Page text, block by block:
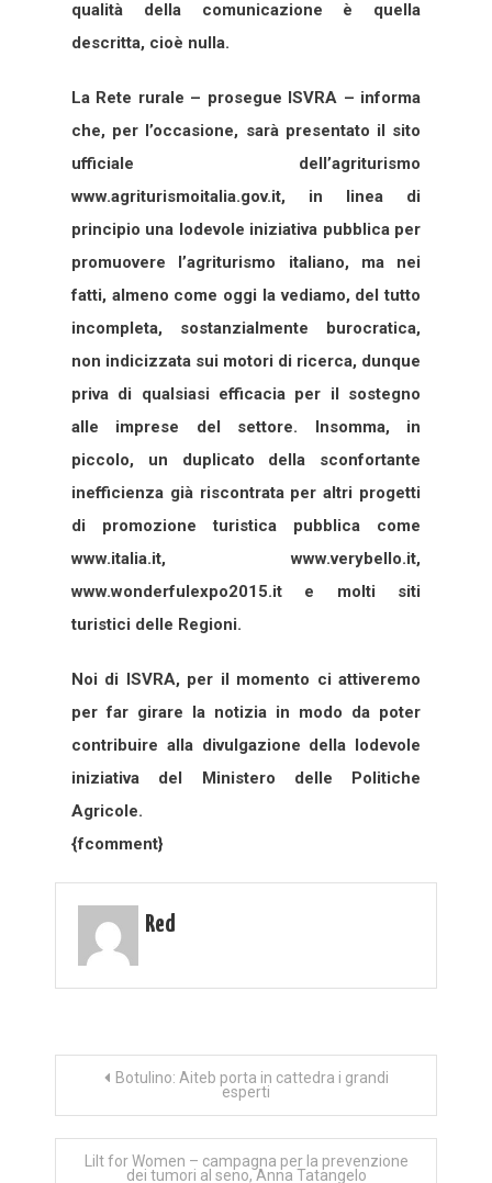
qualità della comunicazione è quella
descritta, cioè nulla.
La Rete rurale – prosegue ISVRA – informa
che, per l’occasione, sarà presentato il sito
ufficiale dell’agriturismo
www.agriturismoitalia.gov.it, in linea di
principio una lodevole iniziativa pubblica per
promuovere l’agriturismo italiano, ma nei
fatti, almeno come oggi la vediamo, del tutto
incompleta, sostanzialmente burocratica,
non indicizzata sui motori di ricerca, dunque
priva di qualsiasi efficacia per il sostegno
alle imprese del settore. Insomma, in
piccolo, un duplicato della sconfortante
inefficienza già riscontrata per altri progetti
di promozione turistica pubblica come
www.italia.it, www.verybello.it,
www.wonderfulexpo2015.it e molti siti
turistici delle Regioni.
Noi di ISVRA, per il momento ci attiveremo
per far girare la notizia in modo da poter
contribuire alla divulgazione della lodevole
iniziativa del Ministero delle Politiche
Agricole.
{fcomment}
Red
Navigazione
Botulino: Aiteb porta in cattedra i grandi
esperti
Lilt for Women – campagna per la prevenzione
dei tumori al seno, Anna Tatangelo